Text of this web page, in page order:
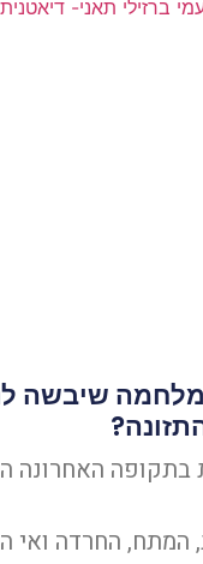
שיבשה
בתקופה האחרונה
החרדה ואי